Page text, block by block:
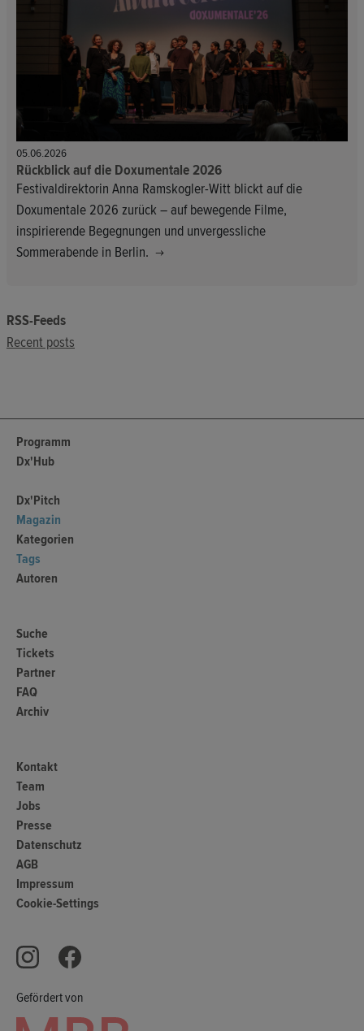
05.06.2026
Rückblick auf die Doxumentale 2026
Festivaldirektorin Anna Ramskogler-Witt blickt auf die
Doxumentale 2026 zurück – auf bewegende Filme,
inspirierende Begegnungen und unvergessliche
Sommerabende in Berlin.
RSS-Feeds
Recent posts
Gefördert von
Programm
Dx'Hub
Dx'Pitch
Magazin
Kategorien
Tags
Autoren
Suche
Tickets
Partner
FAQ
Archiv
Kontakt
Team
Jobs
Presse
Datenschutz
AGB
Impressum
Cookie-Settings